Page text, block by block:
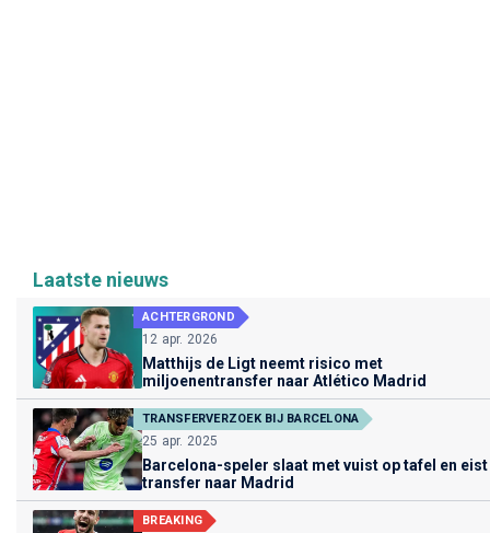
Laatste nieuws
ACHTERGROND
12 apr. 2026
Matthijs de Ligt neemt risico met
miljoenentransfer naar Atlético Madrid
TRANSFERVERZOEK BIJ BARCELONA
25 apr. 2025
Barcelona-speler slaat met vuist op tafel en eist
transfer naar Madrid
BREAKING